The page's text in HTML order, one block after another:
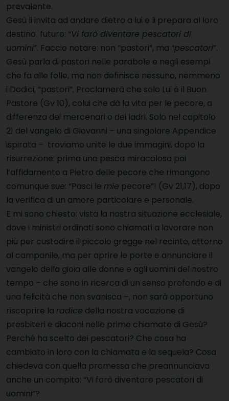
prevalente.
Gesù li invita ad andare dietro a lui e li prepara al loro
destino futuro: “Vi farò diventare pescatori di
uomini”. Faccio notare: non “pastori”, ma “pescatori”.
Gesù parla di pastori nelle parabole e negli esempi
che fa alle folle, ma non definisce nessuno, nemmeno
i Dodici, “pastori”. Proclamerà che solo Lui è il Buon
Pastore (Gv 10), colui che dà la vita per le pecore, a
differenza dei mercenari o dei ladri. Solo nel capitolo
21 del vangelo di Giovanni – una singolare Appendice
ispirata – troviamo unite le due immagini, dopo la
risurrezione: prima una pesca miracolosa poi
l’affidamento a Pietro delle pecore che rimangono
comunque sue: “Pasci le mie pecore”! (Gv 21,17), dopo
la verifica di un amore particolare e personale.
E mi sono chiesto: vista la nostra situazione ecclesiale,
dove i ministri ordinati sono chiamati a lavorare non
più per custodire il piccolo gregge nel recinto, attorno
al campanile, ma per aprire le porte e annunciare il
vangelo della gioia alle donne e agli uomini del nostro
tempo – che sono in ricerca di un senso profondo e di
una felicità che non svanisca –, non sarà opportuno
riscoprire la radice della nostra vocazione di
presbiteri e diaconi nelle prime chiamate di Gesù?
Perché ha scelto dei pescatori? Che cosa ha
cambiato in loro con la chiamata e la sequela? Cosa
chiedeva con quella promessa che preannunciava
anche un compito: “Vi farò diventare pescatori di
uomini”?